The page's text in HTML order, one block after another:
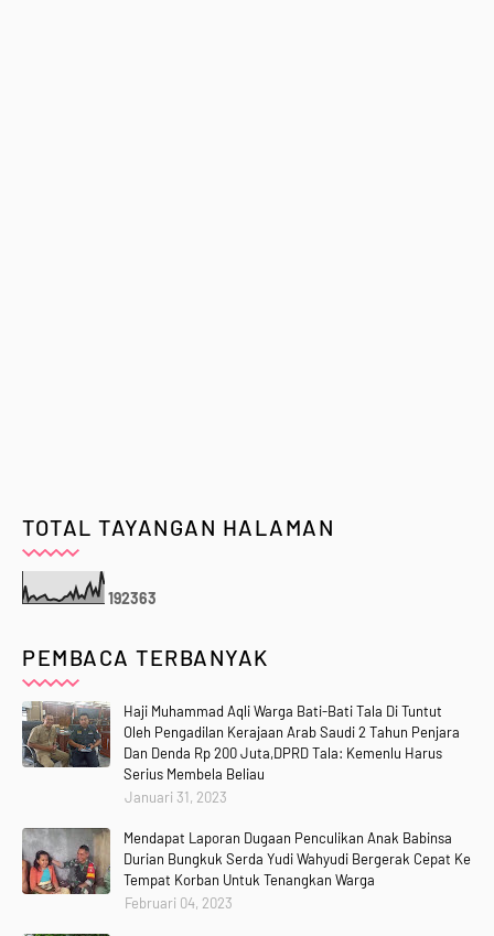
TOTAL TAYANGAN HALAMAN
192363
PEMBACA TERBANYAK
Haji Muhammad Aqli Warga Bati-Bati Tala Di Tuntut
Oleh Pengadilan Kerajaan Arab Saudi 2 Tahun Penjara
Dan Denda Rp 200 Juta,DPRD Tala: Kemenlu Harus
Serius Membela Beliau
Januari 31, 2023
Mendapat Laporan Dugaan Penculikan Anak Babinsa
Durian Bungkuk Serda Yudi Wahyudi Bergerak Cepat Ke
Tempat Korban Untuk Tenangkan Warga
Februari 04, 2023